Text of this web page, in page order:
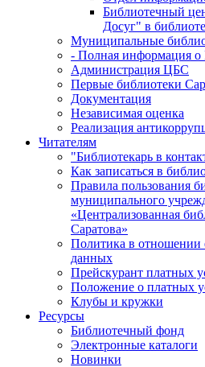
Библиотечный
Досуг" в
Муниципальные
- Полная информация
Администрация ЦБС
Первые библиотеки
Документация
Независимая оценка
Реализация
Читателям
"Библиотекарь в
Как записаться в
Правила пользования
муниципального
«Централизованная
Саратова»
Политика в отношении
данных
Прейскурант платных
Положение о платных
Клубы и кружки
Ресурсы
Библиотечный фонд
Электронные каталоги
Новинки